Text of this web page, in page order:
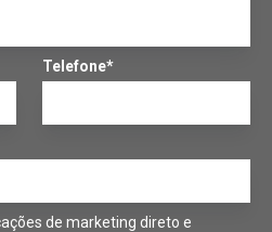
Telefone*
de marketing direto e